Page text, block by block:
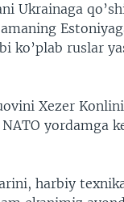
Ukrainaga
ko’plab ruslar
Xezer
yordamga
harbiy